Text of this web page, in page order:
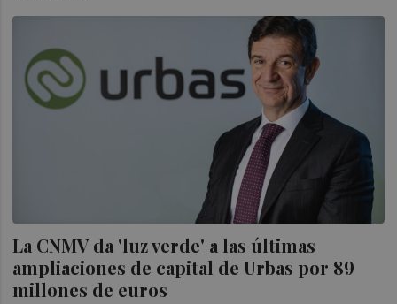
La CNMV da 'luz verde' a las últimas
ampliaciones de capital de Urbas por 89
millones de euros